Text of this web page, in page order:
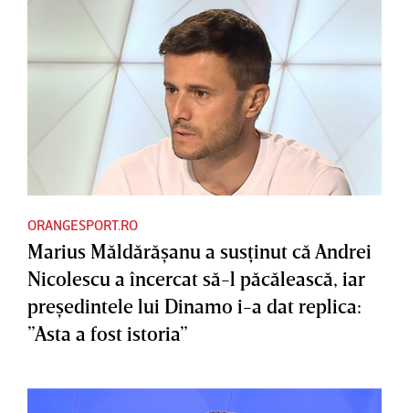
ORANGESPORT.RO
Marius Măldărăşanu a susţinut că Andrei
Nicolescu a încercat să-l păcălească, iar
preşedintele lui Dinamo i-a dat replica:
”Asta a fost istoria”